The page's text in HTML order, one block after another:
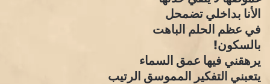
الأنا بداخلي تضمحل
في عظم الحلم الباهت
بالسكون!
يرهقني فيها عمق السماء
يتعبني التفكير المموسق الرتيب